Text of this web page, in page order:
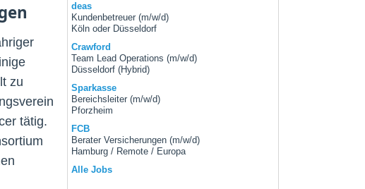
zu
tätig.
deas
Kundenbetreuer (m/w/d)
Köln oder Düsseldorf
Crawford
Team Lead Operations (m/w/d)
Düsseldorf (Hybrid)
Sparkasse
Bereichsleiter (m/w/d)
Pforzheim
FCB
Berater Versicherungen (m/w/d)
Hamburg / Remote / Europa
Alle Jobs